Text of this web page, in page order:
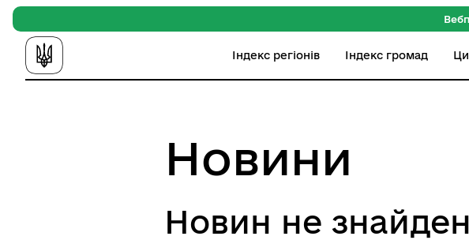
Індекс регіонів Індекс громад
Новини
Новин не